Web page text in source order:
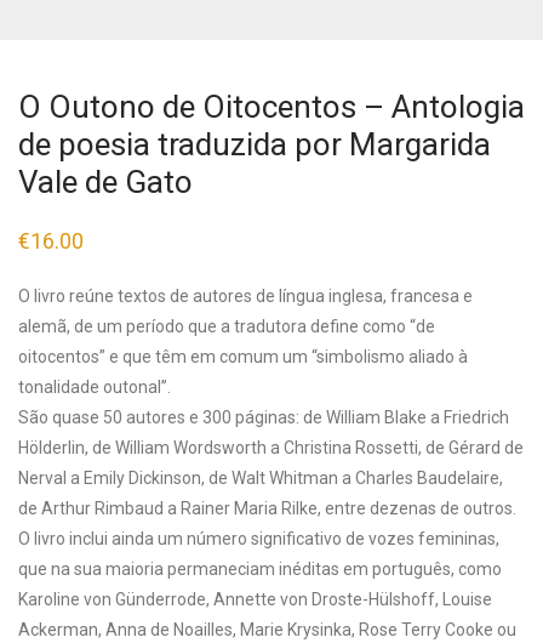
O Outono de Oitocentos – Antologia
de poesia traduzida por Margarida
Vale de Gato
€16.00
O livro reúne textos de autores de língua inglesa, francesa e
alemã, de um período que a tradutora define como “de
oitocentos” e que têm em comum um “simbolismo aliado à
tonalidade outonal”.
São quase 50 autores e 300 páginas: de William Blake a Friedrich
Hölderlin, de William Wordsworth a Christina Rossetti, de Gérard de
Nerval a Emily Dickinson, de Walt Whitman a Charles Baudelaire,
de Arthur Rimbaud a Rainer Maria Rilke, entre dezenas de outros.
O livro inclui ainda um número significativo de vozes femininas,
que na sua maioria permaneciam inéditas em português, como
Karoline von Günderrode, Annette von Droste-Hülshoff, Louise
Ackerman, Anna de Noailles, Marie Krysinka, Rose Terry Cooke ou